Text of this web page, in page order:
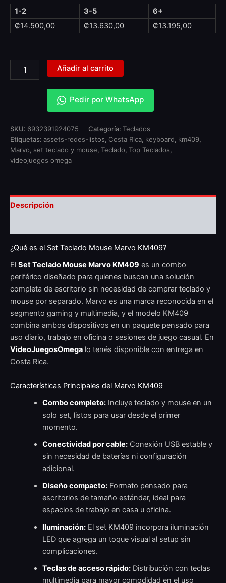
1-2
3-5
6+
₡14.500,00 ₡13.630,00 ₡13.195,00
Añadir al carrito
Pedir por WhatsApp
SKU: 6932391924075 Categoría: Teclados
Etiquetas: assets-redes-listos, Costa Rica, keyboard, km409,
Marvo, set teclado y mouse, Teclado, Top Teclados,
videojuegos omega
Descripción
¿Qué es el Set Teclado Mouse Marvo KM409?
El Set Teclado Mouse Marvo KM409 es un combo
periférico diseñado para quienes buscan una solución
completa de escritorio sin necesidad de comprar teclado y
mouse por separado. Marvo es una marca reconocida en el
segmento gaming y multimedia, y el modelo KM409
combina ambos dispositivos en un paquete pensado para
uso diario, trabajo en oficina o sesiones de juego casual. En
VideoJuegosOmega lo tenés disponible con entrega en
Costa Rica.
Características Principales del Marvo KM409
Combo completo:Incluye teclado y mouse en un
solo set, listos para usar desde el primer
momento.
Conectividad por cable:Conexión USB estable y
sin necesidad de baterías ni configuración
adicional.
Diseño compacto:Formato pensado para
escritorios de tamaño estándar, ideal para
espacios de trabajo en casa u oficina.
Iluminación:El set KM409 incorpora iluminación
LED que agrega un toque visual al setup sin
complicaciones.
Teclas de acceso rápido:Distribución con teclas
multimedia para mayor comodidad en el uso